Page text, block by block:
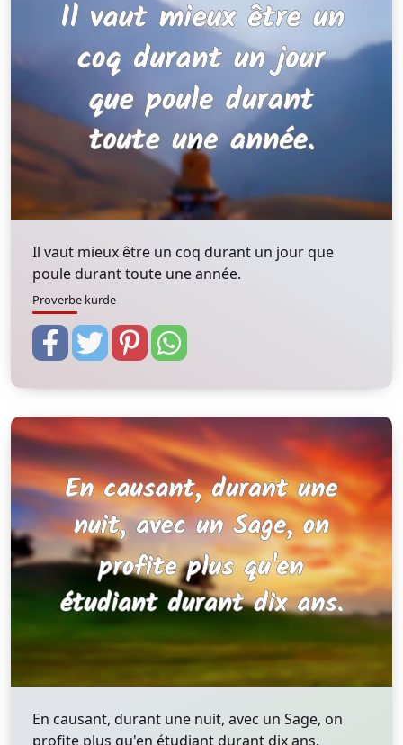
Il vaut mieux être un coq durant un jour que
poule durant toute une année.
Proverbe kurde
En causant, durant une nuit, avec un Sage, on
profite plus qu'en étudiant durant dix ans.